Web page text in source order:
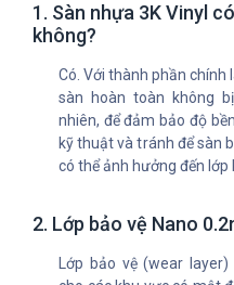
1. Sàn nhựa 3K Vinyl
không?
Có. Với thành phần chính
sàn hoàn toàn không
nhiên, để đảm bảo độ
kỹ thuật và tránh để sàn
có thể ảnh hưởng đến lớp
2. Lớp bảo vệ Nano
Lớp bảo vệ (wear